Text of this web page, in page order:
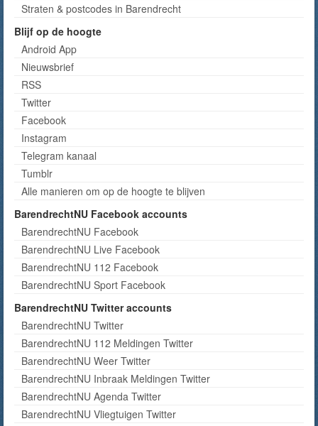
Straten & postcodes in Barendrecht
Blijf op de hoogte
Android App
Nieuwsbrief
RSS
Twitter
Facebook
Instagram
Telegram kanaal
Tumblr
Alle manieren om op de hoogte te blijven
BarendrechtNU Facebook accounts
BarendrechtNU Facebook
BarendrechtNU Live Facebook
BarendrechtNU 112 Facebook
BarendrechtNU Sport Facebook
BarendrechtNU Twitter accounts
BarendrechtNU Twitter
BarendrechtNU 112 Meldingen Twitter
BarendrechtNU Weer Twitter
BarendrechtNU Inbraak Meldingen Twitter
BarendrechtNU Agenda Twitter
BarendrechtNU Vliegtuigen Twitter